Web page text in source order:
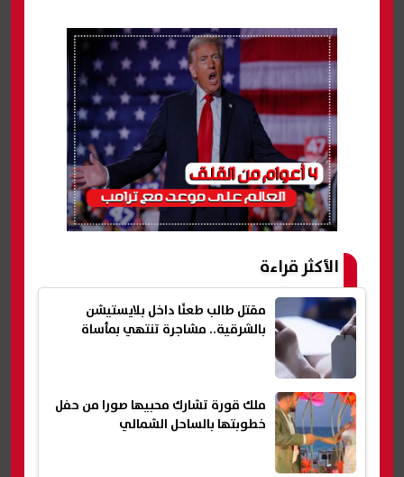
الأكثر قراءة
مقتل طالب طعنًا داخل بلايستيشن
بالشرقية.. مشاجرة تنتهي بمأساة
ملك قورة تشارك محبيها صورا من حفل
خطوبتها بالساحل الشمالي